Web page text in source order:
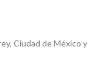
Ciudad de México y